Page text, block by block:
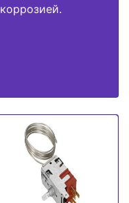
коррозией.